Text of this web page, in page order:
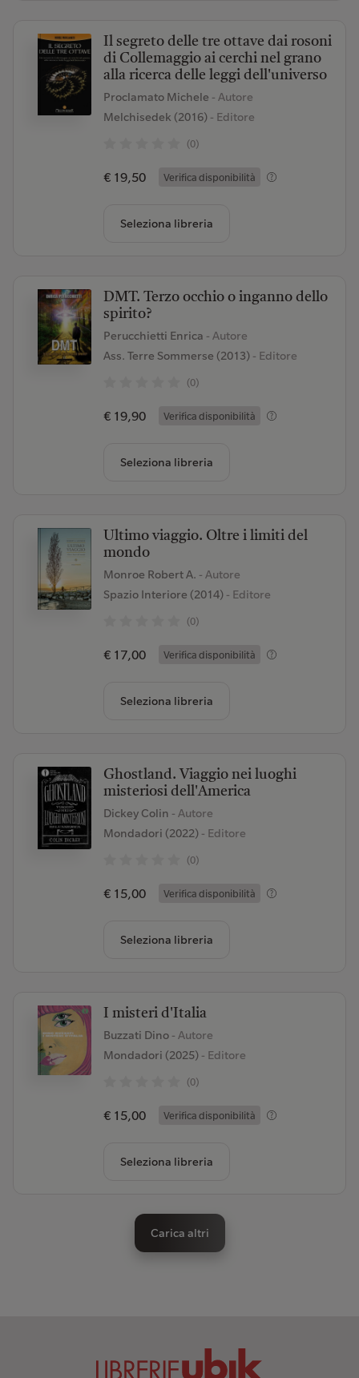
Il segreto delle tre ottave dai rosoni
di Collemaggio ai cerchi nel grano
alla ricerca delle leggi dell'universo
Proclamato Michele - Autore
Melchisedek (2016)- Editore
(0)
€ 19,50 Verifica disponibilità
Seleziona libreria
DMT. Terzo occhio o inganno dello
spirito?
Perucchietti Enrica - Autore
Ass. Terre Sommerse (2013)- Editore
(0)
€ 19,90 Verifica disponibilità
Seleziona libreria
Ultimo viaggio. Oltre i limiti del
mondo
Monroe Robert A. - Autore
Spazio Interiore (2014)- Editore
(0)
€ 17,00 Verifica disponibilità
Seleziona libreria
Ghostland. Viaggio nei luoghi
misteriosi dell'America
Dickey Colin - Autore
Mondadori (2022)- Editore
(0)
€ 15,00 Verifica disponibilità
Seleziona libreria
I misteri d'Italia
Buzzati Dino - Autore
Mondadori (2025)- Editore
(0)
€ 15,00 Verifica disponibilità
Seleziona libreria
Carica altri